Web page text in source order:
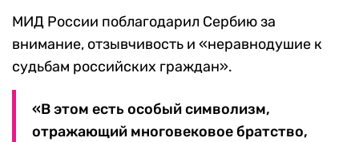
МИД России поблагодарил Сербию за
внимание, отзывчивость и «неравнодушие к
судьбам российских граждан».
«В этом есть особый символизм,
отражающий многовековое братство,